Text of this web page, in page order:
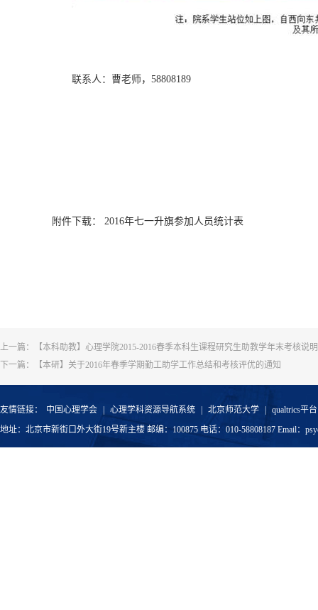
联系人：曹老师，58808189
附件下载： 2016年七一升旗参加人员统计表
上一篇：
【本科助教】心理学院2015-2016春季本科生课程研究生助教学年末考核说明
下一篇：
【本研】关于2016年春季学期勤工助学工作总结和考核评优的通知
友情链接： 中国心理学会 心理学科资源导航系统 北京师范大学
qualtrics平台
地址：北京市新街口外大街19号新主楼 邮编：100875 电话：010-58808187 Email：